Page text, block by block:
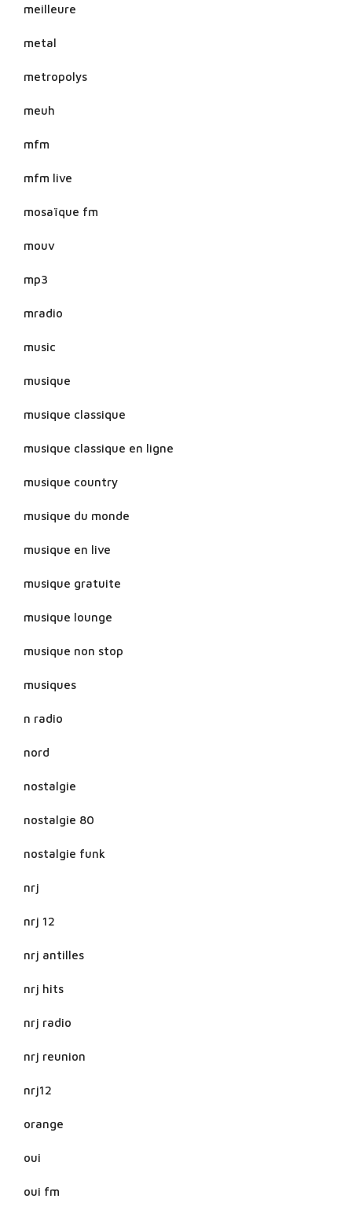
meilleure
metal
metropolys
meuh
mfm
mfm live
mosaïque fm
mouv
mp3
mradio
music
musique
musique classique
musique classique en ligne
musique country
musique du monde
musique en live
musique gratuite
musique lounge
musique non stop
musiques
n radio
nord
nostalgie
nostalgie 80
nostalgie funk
nrj
nrj 12
nrj antilles
nrj hits
nrj radio
nrj reunion
nrj12
orange
oui
oui fm